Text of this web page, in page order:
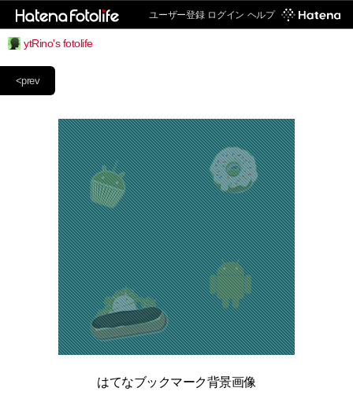
ユーザー登録 ログイン ヘルプ
ytRino's fotolife
<prev
はてなブックマーク背景画像